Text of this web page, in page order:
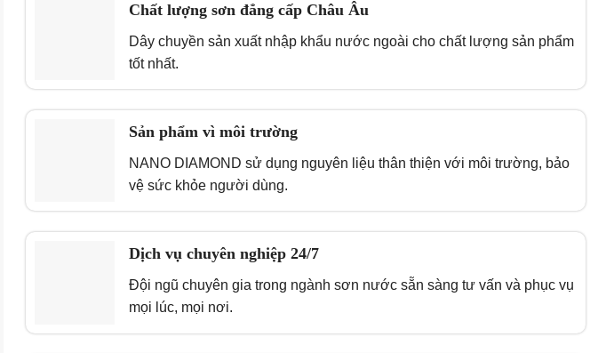
Chất lượng sơn đẳng cấp Châu Âu
Dây chuyền sản xuất nhập khẩu nước ngoài cho chất lượng sản phẩm
tốt nhất.
Sản phẩm vì môi trường
NANO DIAMOND sử dụng nguyên liệu thân thiện với môi trường, bảo
vệ sức khỏe người dùng.
Dịch vụ chuyên nghiệp 24/7
Đội ngũ chuyên gia trong ngành sơn nước sẵn sàng tư vấn và phục vụ
mọi lúc, mọi nơi.